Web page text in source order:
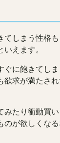
てしまう性格
えます。
ぐに飽きてし
欲求が満たさ
みたり衝動買い
のが欲しくな